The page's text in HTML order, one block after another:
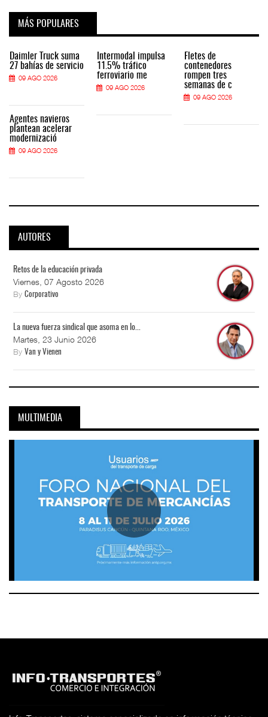
MÁS POPULARES
Daimler Truck suma
27 bahías de servicio
09 AGO 2026
Agentes navieros
plantean acelerar
modernizació
09 AGO 2026
Intermodal impulsa
11.5% tráfico
ferroviario me
09 AGO 2026
Fletes de
contenedores
rompen tres
semanas de c
09 AGO 2026
AUTORES
Retos de la educación privada
Viernes, 07 Agosto 2026
By Corporativo
La nueva fuerza sindical que asoma en lo...
Martes, 23 Junio 2026
By Van y Vienen
MULTIMEDIA